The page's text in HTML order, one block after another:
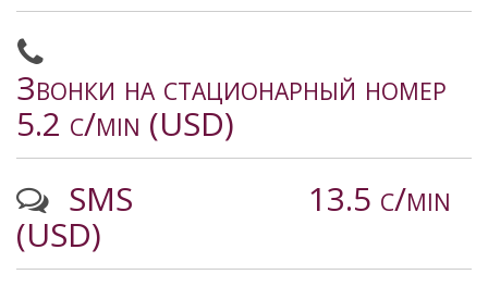
Звонки на стационарный номер
5.2 c/min (USD)
SMS
13.5 c/min
(USD)